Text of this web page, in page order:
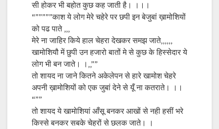
सी होकर भी बहोत कुछ कह जाती है। ।।।
“”””””काश ये लोग मेरे चहेरे पर छपी इन बेजुबां ख़ामोशियों
को पढ पाते ,,,
मेरे ना जाहिर किये हाल चेहरा देखकर समझ जाते,,,,,,
खामोशियौ में छुपी उन हजारो बातों मे से कुछ के हिस्सेदार ये
लोग भी बन जाते। ।,,””
तो शायद ना जाने कितने अकेलेपन से हारे खामोश चेहरे
अपनी ख़ामोशियों को एक जुबां देने से यूँ ना कतराते। ।।
“””
तो शायद ये खामोशियां आँसू बनकर आखों से नही हसीं भरे
किस्से बनकर सबके चेहरों से छलक जाते। ।